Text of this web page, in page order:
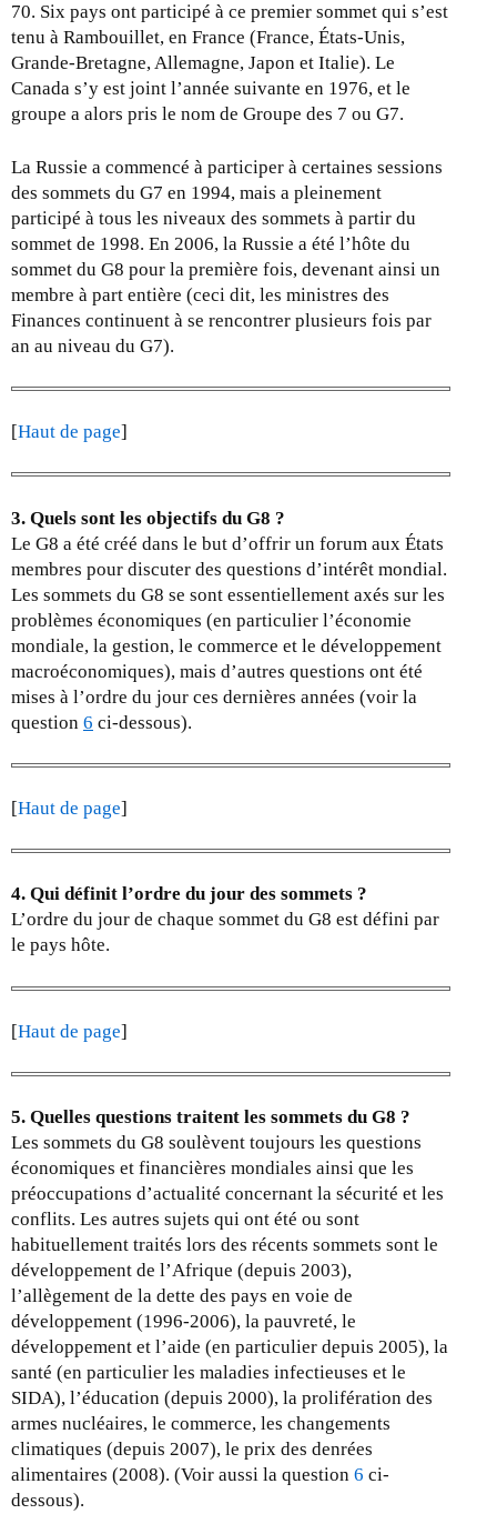
70. Six pays ont participé à ce premier sommet qui s’est
tenu à Rambouillet, en France (France, États-Unis,
Grande-Bretagne, Allemagne, Japon et Italie). Le
Canada s’y est joint l’année suivante en 1976, et le
groupe a alors pris le nom de Groupe des 7 ou G7.
La Russie a commencé à participer à certaines sessions
des sommets du G7 en 1994, mais a pleinement
participé à tous les niveaux des sommets à partir du
sommet de 1998. En 2006, la Russie a été l’hôte du
sommet du G8 pour la première fois, devenant ainsi un
membre à part entière (ceci dit, les ministres des
Finances continuent à se rencontrer plusieurs fois par
an au niveau du G7).
[Haut de page]
3. Quels sont les objectifs du G8 ?
Le G8 a été créé dans le but d’offrir un forum aux États
membres pour discuter des questions d’intérêt mondial.
Les sommets du G8 se sont essentiellement axés sur les
problèmes économiques (en particulier l’économie
mondiale, la gestion, le commerce et le développement
macroéconomiques), mais d’autres questions ont été
mises à l’ordre du jour ces dernières années (voir la
question 6 ci-dessous).
[Haut de page]
4. Qui définit l’ordre du jour des sommets ?
L’ordre du jour de chaque sommet du G8 est défini par
le pays hôte.
[Haut de page]
5. Quelles questions traitent les sommets du G8 ?
Les sommets du G8 soulèvent toujours les questions
économiques et financières mondiales ainsi que les
préoccupations d’actualité concernant la sécurité et les
conflits. Les autres sujets qui ont été ou sont
habituellement traités lors des récents sommets sont le
développement de l’Afrique (depuis 2003),
l’allègement de la dette des pays en voie de
développement (1996-2006), la pauvreté, le
développement et l’aide (en particulier depuis 2005), la
santé (en particulier les maladies infectieuses et le
SIDA), l’éducation (depuis 2000), la prolifération des
armes nucléaires, le commerce, les changements
climatiques (depuis 2007), le prix des denrées
alimentaires (2008). (Voir aussi la question 6 ci-
dessous).